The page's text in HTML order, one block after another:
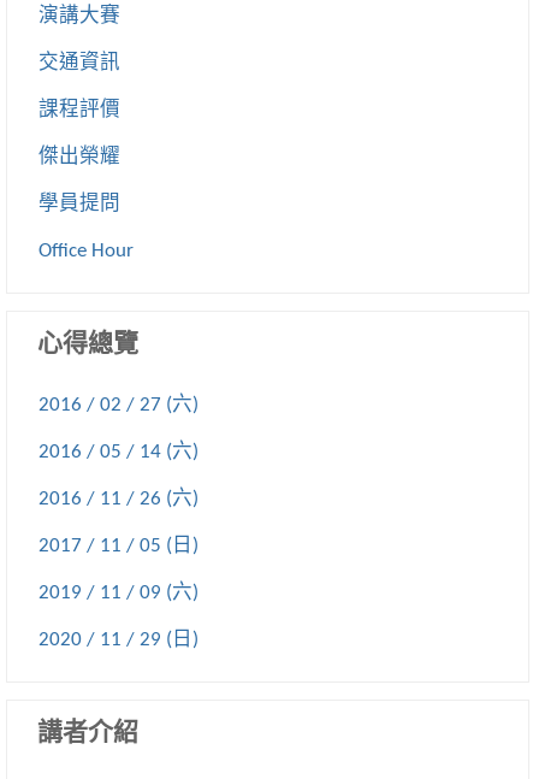
演講大賽
交通資訊
課程評價
傑出榮耀
學員提問
Office Hour
心得總覽
2016 / 02 / 27 (六)
2016 / 05 / 14 (六)
2016 / 11 / 26 (六)
2017 / 11 / 05 (日)
2019 / 11 / 09 (六)
2020 / 11 / 29 (日)
講者介紹